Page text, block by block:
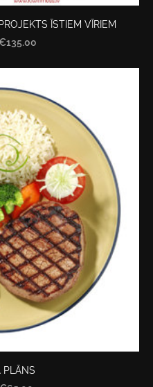
ĪSTIEM VĪRIEM
PLĀNS